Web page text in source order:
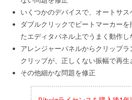
いくつかのデバイスで、オートサ
ダブルクリックでビートマーカー
たエディタパネル上でうまく動作し
アレンジャーパネルからクリップ
クリップが、正しくない振幅で再生
その他細かな問題を修正